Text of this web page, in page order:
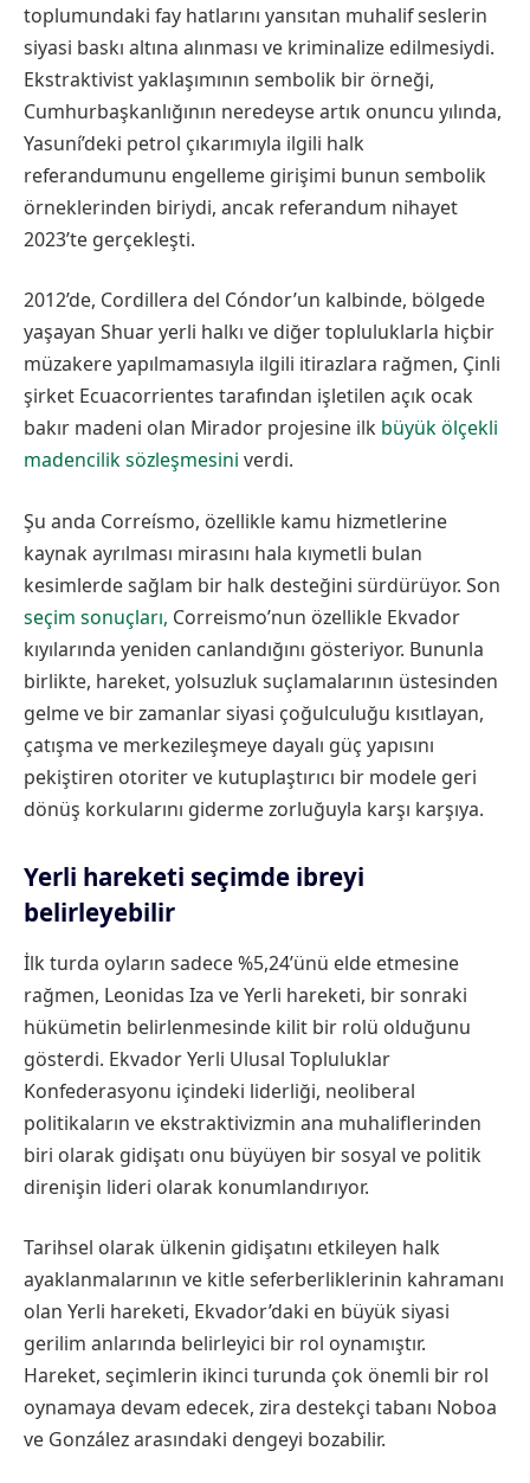
toplumundaki fay hatlarını yansıtan muhalif seslerin
siyasi baskı altına alınması ve kriminalize edilmesiydi.
Ekstraktivist yaklaşımının sembolik bir örneği,
Cumhurbaşkanlığının neredeyse artık onuncu yılında,
Yasuní’deki petrol çıkarımıyla ilgili halk
referandumunu engelleme girişimi bunun sembolik
örneklerinden biriydi, ancak referandum nihayet
2023’te gerçekleşti.
2012’de, Cordillera del Cóndor’un kalbinde, bölgede
yaşayan Shuar yerli halkı ve diğer topluluklarla hiçbir
müzakere yapılmamasıyla ilgili itirazlara rağmen, Çinli
şirket Ecuacorrientes tarafından işletilen açık ocak
bakır madeni olan Mirador projesine ilk büyük ölçekli
madencilik sözleşmesini verdi.
Şu anda Correísmo, özellikle kamu hizmetlerine
kaynak ayrılması mirasını hala kıymetli bulan
kesimlerde sağlam bir halk desteğini sürdürüyor. Son
seçim sonuçları, Correismo’nun özellikle Ekvador
kıyılarında yeniden canlandığını gösteriyor. Bununla
birlikte, hareket, yolsuzluk suçlamalarının üstesinden
gelme ve bir zamanlar siyasi çoğulculuğu kısıtlayan,
çatışma ve merkezileşmeye dayalı güç yapısını
pekiştiren otoriter ve kutuplaştırıcı bir modele geri
dönüş korkularını giderme zorluğuyla karşı karşıya.
Yerli hareketi seçimde ibreyi
belirleyebilir
İlk turda oyların sadece %5,24’ünü elde etmesine
rağmen, Leonidas Iza ve Yerli hareketi, bir sonraki
hükümetin belirlenmesinde kilit bir rolü olduğunu
gösterdi. Ekvador Yerli Ulusal Topluluklar
Konfederasyonu içindeki liderliği, neoliberal
politikaların ve ekstraktivizmin ana muhaliflerinden
biri olarak gidişatı onu büyüyen bir sosyal ve politik
direnişin lideri olarak konumlandırıyor.
Tarihsel olarak ülkenin gidişatını etkileyen halk
ayaklanmalarının ve kitle seferberliklerinin kahramanı
olan Yerli hareketi, Ekvador’daki en büyük siyasi
gerilim anlarında belirleyici bir rol oynamıştır.
Hareket, seçimlerin ikinci turunda çok önemli bir rol
oynamaya devam edecek, zira destekçi tabanı Noboa
ve González arasındaki dengeyi bozabilir.